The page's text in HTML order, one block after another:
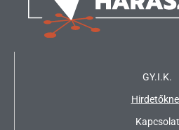
GY.I.K.
Kapcsolat